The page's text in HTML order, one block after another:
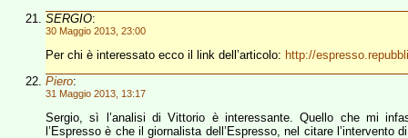
SERGIO:
30 Maggio 2013, 23:00
Per chi è interessato ecco il link dell’articolo: http://
Piero:
31 Maggio 2013, 13:17
Sergio, sì l’analisi di Vittorio è interessante. Quello che mi
l’Espresso è che il giornalista dell’Espresso, nel citare